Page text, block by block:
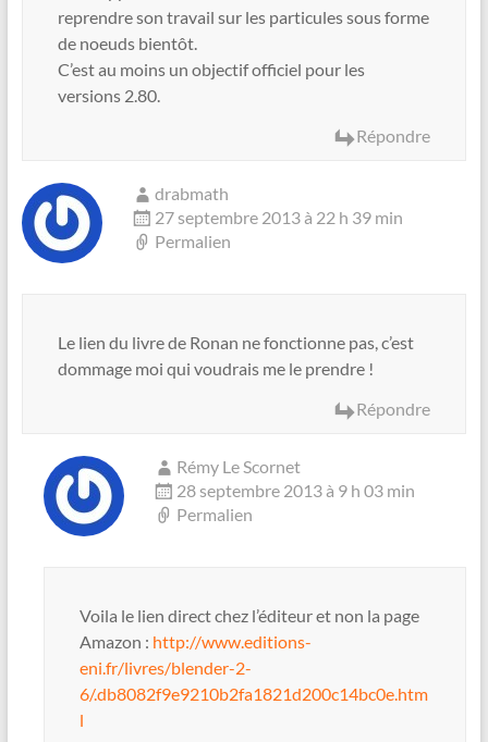
reprendre son travail sur les particules sous forme
de noeuds bientôt.
C’est au moins un objectif officiel pour les
versions 2.80.
Répondre
drabmath
27 septembre 2013 à 22 h 39 min
Permalien
Le lien du livre de Ronan ne fonctionne pas, c’est
dommage moi qui voudrais me le prendre !
Répondre
Rémy Le Scornet
28 septembre 2013 à 9 h 03 min
Permalien
Voila le lien direct chez l’éditeur et non la page
Amazon : http://www.editions-
eni.fr/livres/blender-2-
6/.db8082f9e9210b2fa1821d200c14bc0e.htm
l